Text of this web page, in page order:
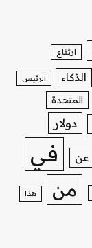
ارتفاع
الذكاء الرئيس
المتحدة
دولار
عن في
من هذا